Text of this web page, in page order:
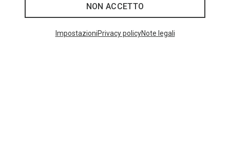
NON ACCETTO
ImpostazioniPrivacy policyNote legali